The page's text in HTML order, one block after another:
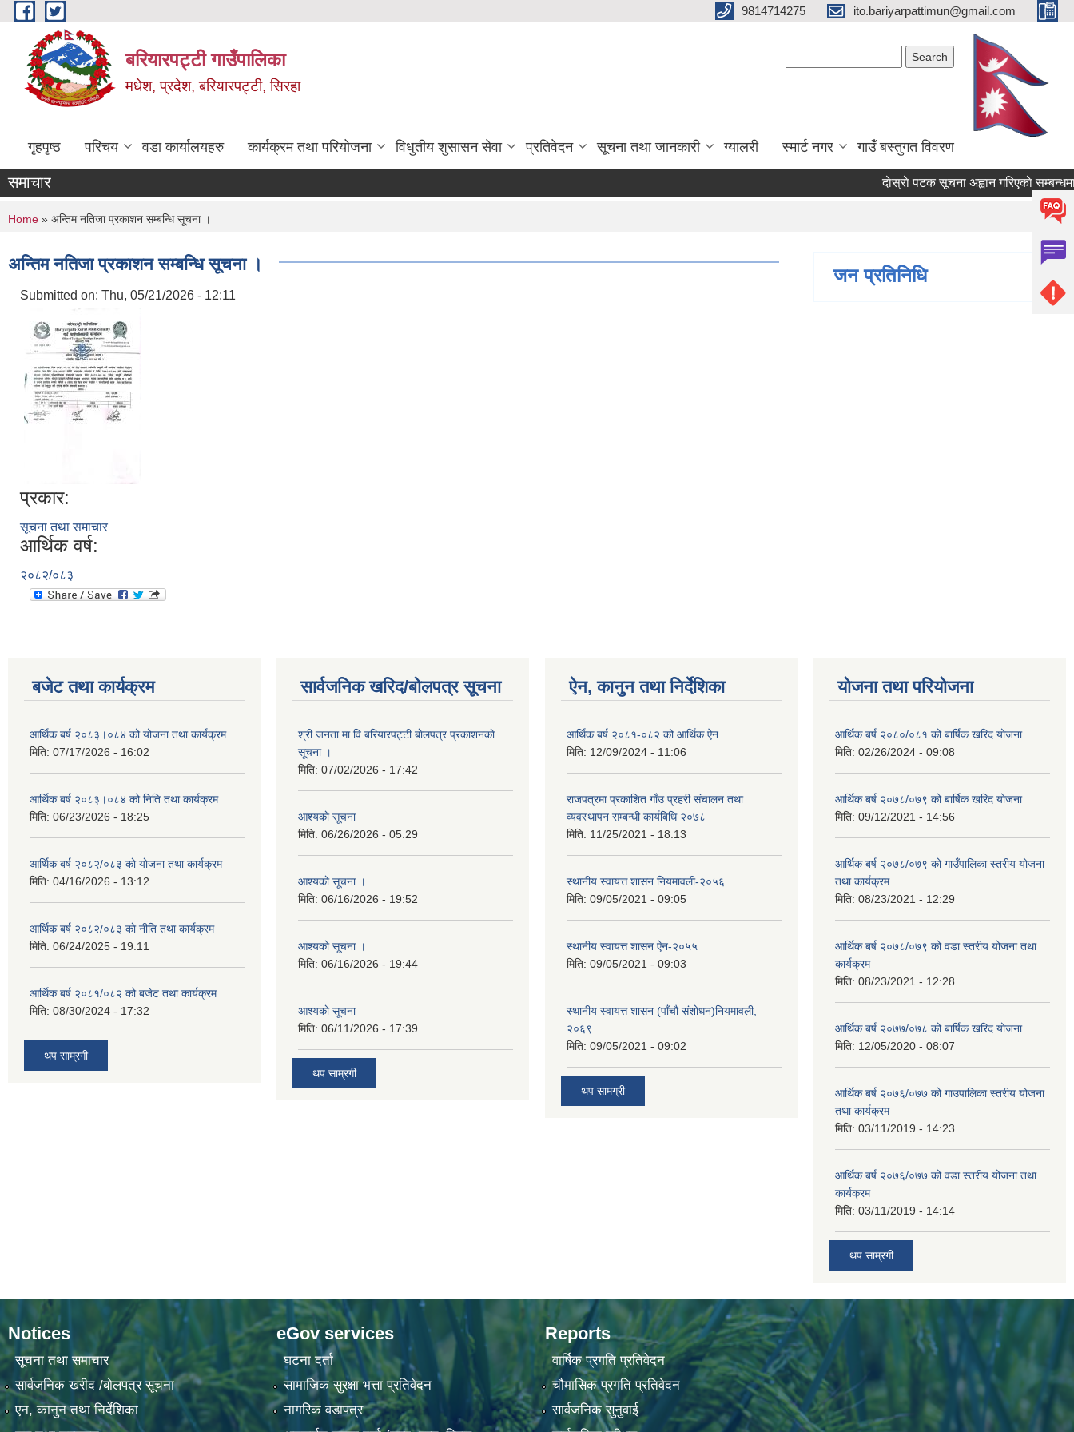
Skip to main content 9814714275 ito.bariyarpattimun@gmail.com
बरियारपट्टी गाउँपालिका
मधेश, प्रदेश, बरियारपट्टी, सिरहा
गृहपृष्ठ परिचय वडा कार्यालयहरु कार्यक्रम तथा परियोजना विधुतीय शुसासन सेवा प्रतिवेदन सूचना तथा जानकारी ग्यालरी स्मार्ट नगर गाउँ बस्तुगत विवरण
समाचार दाेस्राे पटक सूचना अह्वान गरिएकाे सम्बन्धमा ।
You are here
Home » अन्तिम नतिजा प्रकाशन सम्बन्धि सूचना ।
अन्तिम नतिजा प्रकाशन सम्बन्धि सूचना ।
Submitted on: Thu, 05/21/2026 - 12:11
प्रकार:
सूचना तथा समाचार
आर्थिक वर्ष:
२०८२/०८३
जन प्रतिनिधि
बजेट तथा कार्यक्रम
आर्थिक बर्ष २०८३।०८४ को योजना तथा कार्यक्रम
मिति: 07/17/2026 - 16:02
आर्थिक बर्ष २०८३।०८४ को निति तथा कार्यक्रम
मिति: 06/23/2026 - 18:25
आर्थिक बर्ष २०८२/०८३ काे याेजना तथा कार्यक्रम
मिति: 04/16/2026 - 13:12
आर्थिक बर्ष २०८२/०८३ काे नीति तथा कार्यक्रम
मिति: 06/24/2025 - 19:11
आर्थिक बर्ष २०८१/०८२ को बजेट तथा कार्यक्रम
मिति: 08/30/2024 - 17:32
थप साम्रगी
सार्वजनिक खरिद/बोलपत्र सूचना
श्री जनता मा.वि.बरियारपट्टी बाेलपत्र प्रकाशनकाे
सूचना ।
मिति: 07/02/2026 - 17:42
आश्यकाे सूचना
मिति: 06/26/2026 - 05:29
आश्यकाे सूचना ।
मिति: 06/16/2026 - 19:52
आश्यकाे सूचना ।
मिति: 06/16/2026 - 19:44
आश्यकाे सूचना
मिति: 06/11/2026 - 17:39
थप साम्रगी
ऐन, कानुन तथा निर्देशिका
आर्थिक बर्ष २०८१-०८२ को आर्थिक ऐन
मिति: 12/09/2024 - 11:06
राजपत्रमा प्रकाशित गाँउ प्रहरी संचालन तथा
व्यवस्थापन सम्बन्धी कार्यबिधि २०७८
मिति: 11/25/2021 - 18:13
स्थानीय स्वायत्त शासन नियमावली-२०५६
मिति: 09/05/2021 - 09:05
स्थानीय स्वायत्त शासन ए‍ेन-२०५५
मिति: 09/05/2021 - 09:03
स्थानीय स्वायत्त शासन (पाँचौ संशोधन)नियमावली,
२०६९
मिति: 09/05/2021 - 09:02
थप सामग्री
योजना तथा परियोजना
आर्थिक बर्ष २०८०/०८१ को बार्षिक खरिद योजना
मिति: 02/26/2024 - 09:08
आर्थिक बर्ष २०७८/०७९ को बार्षिक खरिद योजना
मिति: 09/12/2021 - 14:56
आर्थिक बर्ष २०७८/०७९ को गाउँपालिका स्तरीय योजना
तथा कार्यक्रम
मिति: 08/23/2021 - 12:29
आर्थिक बर्ष २०७८/०७९ को वडा स्तरीय योजना तथा
कार्यक्रम
मिति: 08/23/2021 - 12:28
आर्थिक बर्ष २०७७/०७८ को बार्षिक खरिद योजना
मिति: 12/05/2020 - 08:07
आर्थिक बर्ष २०७६/०७७ को गाउपालिका स्तरीय योजना
तथा कार्यक्रम
मिति: 03/11/2019 - 14:23
आर्थिक बर्ष २०७६/०७७ को वडा स्तरीय योजना तथा
कार्यक्रम
मिति: 03/11/2019 - 14:14
थप साम्रगी
Notices
सूचना तथा समाचार
सार्वजनिक खरीद /बोलपत्र सूचना
एन, कानुन तथा निर्देशिका
eGov services
घटना दर्ता
सामाजिक सुरक्षा भत्ता प्रतिवेदन
नागरिक वडापत्र
Reports
वार्षिक प्रगति प्रतिवेदन
चौमासिक प्रगति प्रतिवेदन
सार्वजनिक सुनुवाई